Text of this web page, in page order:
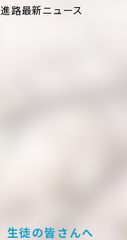
進路最新ニュース
生徒の皆さんへ